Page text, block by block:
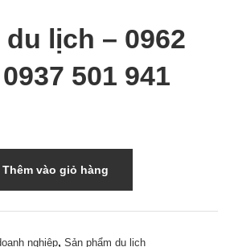
lịch – 0962
501 941
Thêm vào giỏ hàng
nghiệp, Sản phẩm du lịch